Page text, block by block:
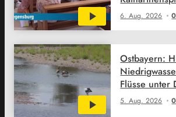
6. Aug. 2026
5. Aug. 2026
Ostbayern:
Flüsse unter